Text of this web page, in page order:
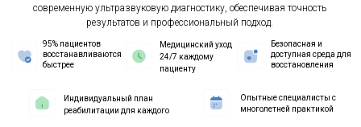
95% пациентов
восстанавливаются
быстрее
современную ультразвуковую диагностику, обеспечивая точность
результатов и профессиональный подход.
Медицинский уход
24/7 каждому
пациенту
Индивидуальный план
реабилитации для каждого
Безопасная и
доступная среда для
восстановления
Опытные специалисты с
многолетней практикой